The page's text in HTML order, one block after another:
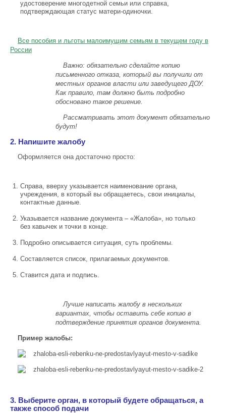
удостоверение многодетной семьи или справка,
подтверждающая статус матери-одиночки.
Все пособия и льготы малоимущим семьям в текущем году в
России
Важно: обязательно сделайте копию
письменного отказа, который вы получили от
местных органов власти или заведущего ДОУ.
Как правило, там должно быть подробно
обосновано такое решение.
Рассматривать этот документ обязательно
будут!
2. Напишите жалобу
Оформляется она достаточно просто:
Справа, вверху указывается наименование органа,
учреждения, в который вы обращаетесь, свои инициалы,
контактные данные.
Указывается название документа – «Жалоба», но только
без кавычек и точки в конце.
Подробно описывается ситуация, суть проблемы.
Составляется список, прилагаемых документов.
Ставится дата и подпись.
Лучше написать жалобу в нескольких
вариантах, чтобы оставить себе копию в
подтверждение принятия органов документа.
Пример жалобы:
3. Выберите орган, в который будете обращаться, а
также способ подачи